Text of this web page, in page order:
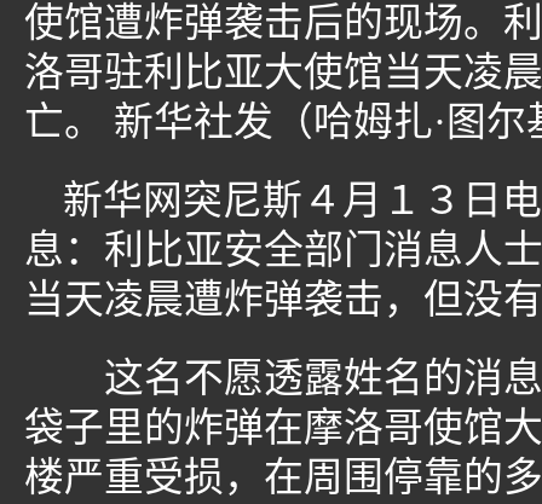
使馆遭炸弹袭击后的现场。
洛哥驻利比亚大使馆当天凌
亡。 新华社发（哈姆扎·图尔
新华网突尼斯４月１３日
息：利比亚安全部门消息人
当天凌晨遭炸弹袭击，但没
这名不愿透露姓名的消息
袋子里的炸弹在摩洛哥使馆
楼严重受损，在周围停靠的